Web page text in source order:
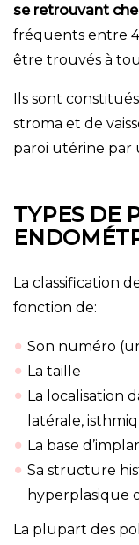
se retrouvant
fréquents entre
être trouvés à
Ils sont
stroma et de
paroi utérine par
TYPES DE
La classification
fonction de:
Son numéro
La taille
La localisation
latérale,
La base
Sa structure
hyperplasique
La plupart des